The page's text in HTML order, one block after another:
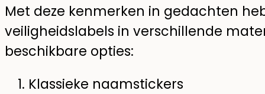
Met deze kenmerken in gedachten
veiligheidslabels in verschillende
beschikbare opties:
Klassieke naamstickers